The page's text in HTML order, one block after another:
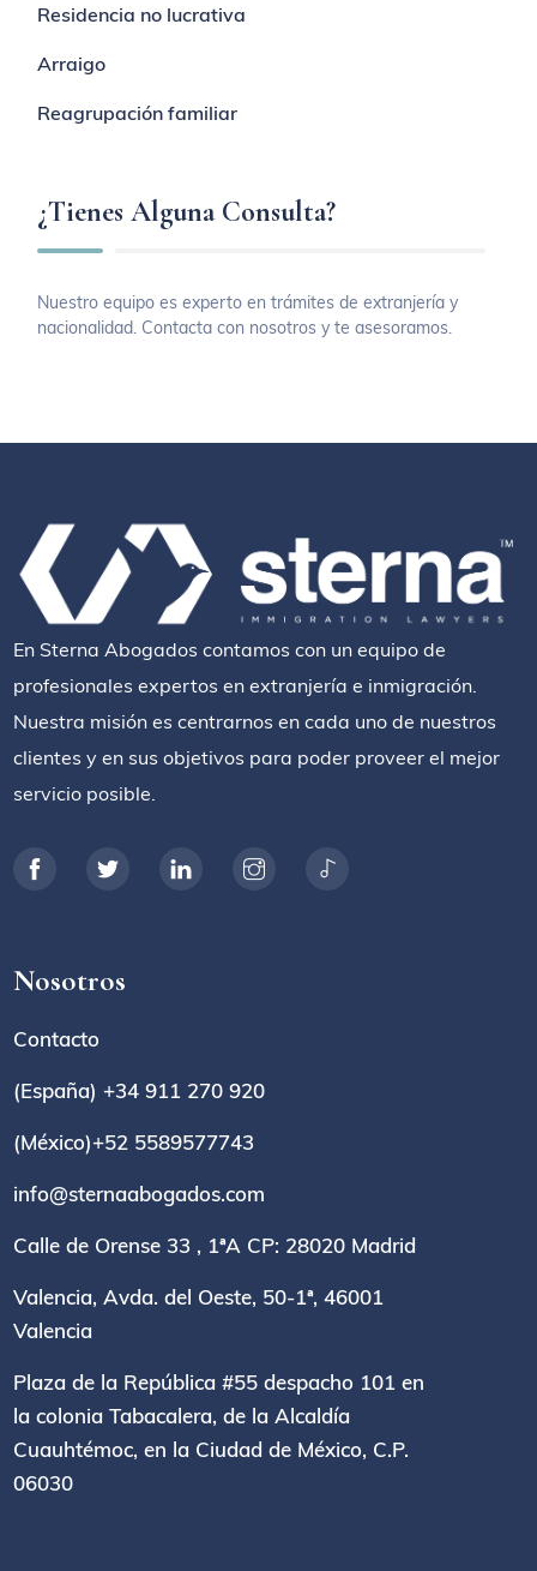
Residencia no lucrativa
Arraigo
Reagrupación familiar
¿Tienes Alguna Consulta?
Nuestro equipo es experto en trámites de extranjería y
nacionalidad. Contacta con nosotros y te asesoramos.
En Sterna Abogados contamos con un equipo de
profesionales expertos en extranjería e inmigración.
Nuestra misión es centrarnos en cada uno de nuestros
clientes y en sus objetivos para poder proveer el mejor
servicio posible.
Nosotros
Contacto
(España) +34 911 270 920
(México)+52 5589577743
info@sternaabogados.com
Calle de Orense 33 , 1ªA CP: 28020 Madrid
Valencia, Avda. del Oeste, 50-1ª, 46001
Valencia
Plaza de la República #55 despacho 101 en
la colonia Tabacalera, de la Alcaldía
Cuauhtémoc, en la Ciudad de México, C.P.
06030